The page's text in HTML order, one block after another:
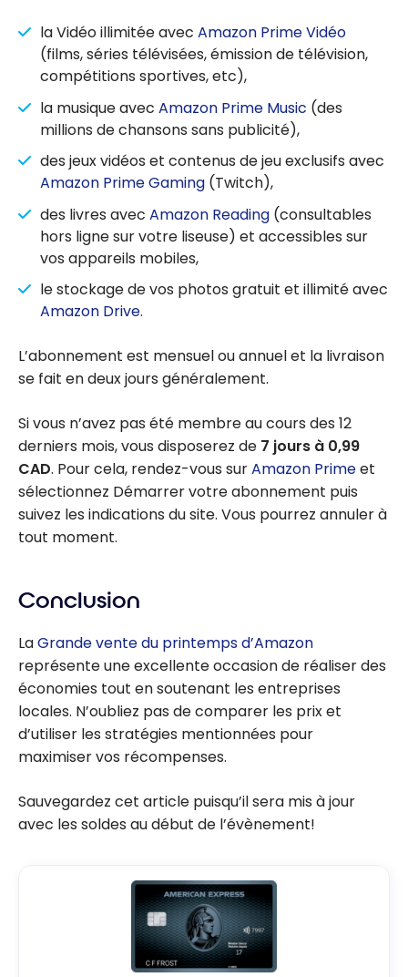
la Vidéo illimitée avec Amazon Prime Vidéo
(films, séries télévisées, émission de télévision,
compétitions sportives, etc),
la musique avec Amazon Prime Music (des
millions de chansons sans publicité),
des jeux vidéos et contenus de jeu exclusifs avec
Amazon Prime Gaming (Twitch),
des livres avec Amazon Reading (consultables
hors ligne sur votre liseuse) et accessibles sur
vos appareils mobiles,
le stockage de vos photos gratuit et illimité avec
Amazon Drive.
L’abonnement est mensuel ou annuel et la livraison
se fait en deux jours généralement.
Si vous n’avez pas été membre au cours des 12
derniers mois, vous disposerez de 7 jours à 0,99
CAD. Pour cela, rendez-vous surAmazon Primeet
sélectionnez Démarrer votre abonnement puis
suivez les indications du site. Vous pourrez annuler à
tout moment.
Conclusion
LaGrande vente du printemps d’Amazon
représente une excellente occasion de réaliser des
économies tout en soutenant les entreprises
locales. N’oubliez pas de comparer les prix et
d’utiliser les stratégies mentionnées pour
maximiser vos récompenses.
Sauvegardez cet article puisqu’il sera mis à jour
avec les soldes au début de l’évènement!